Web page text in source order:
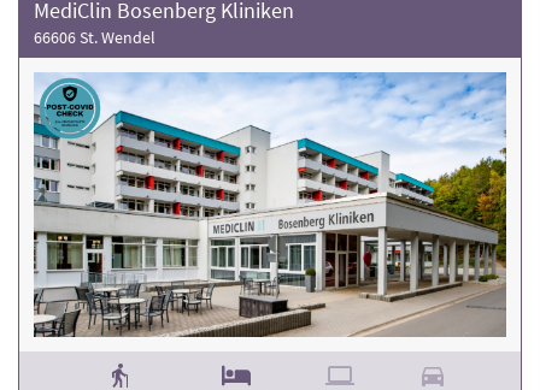
MediClin Bosenberg Kliniken
66606 St. Wendel